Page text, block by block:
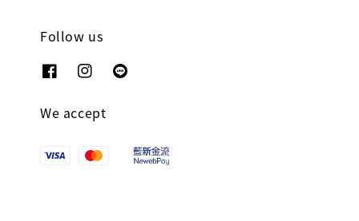
Follow us
We accept